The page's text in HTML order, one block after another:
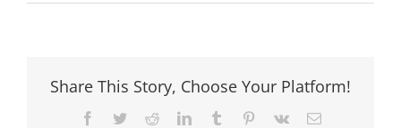
Share This Story, Choose Your Platform!
Facebook
TwitterRedditLinkedInTumblr Pinterest
Vk Email